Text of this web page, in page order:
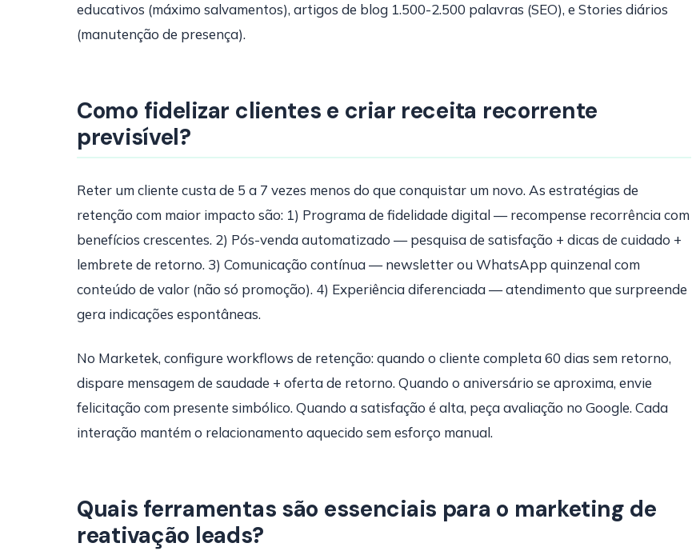
educativos (máximo salvamentos), artigos de blog 1.500-2.500 palavras (SEO), e Stories diários
(manutenção de presença).
Como fidelizar clientes e criar receita recorrente
previsível?
Reter um cliente custa de 5 a 7 vezes menos do que conquistar um novo. As estratégias de
retenção com maior impacto são: 1) Programa de fidelidade digital — recompense recorrência com
benefícios crescentes. 2) Pós-venda automatizado — pesquisa de satisfação + dicas de cuidado +
lembrete de retorno. 3) Comunicação contínua — newsletter ou WhatsApp quinzenal com
conteúdo de valor (não só promoção). 4) Experiência diferenciada — atendimento que surpreende
gera indicações espontâneas.
No Marketek, configure workflows de retenção: quando o cliente completa 60 dias sem retorno,
dispare mensagem de saudade + oferta de retorno. Quando o aniversário se aproxima, envie
felicitação com presente simbólico. Quando a satisfação é alta, peça avaliação no Google. Cada
interação mantém o relacionamento aquecido sem esforço manual.
Quais ferramentas são essenciais para o marketing de
reativação leads?